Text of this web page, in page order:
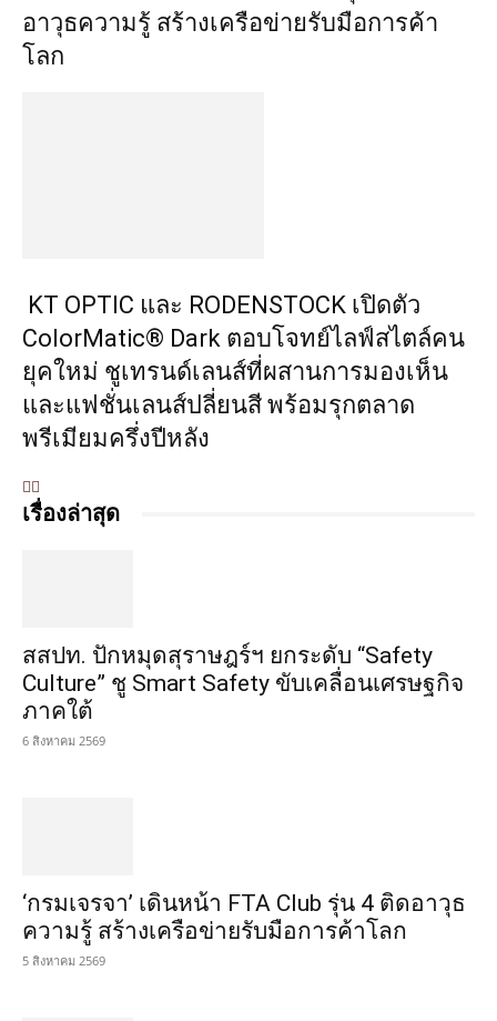
อาวุธความรู้ สร้างเครือข่ายรับมือการค้า
โลก
KT OPTIC และ RODENSTOCK เปิดตัว
ColorMatic® Dark ตอบโจทย์ไลฟ์สไตล์คน
ยุคใหม่ ชูเทรนด์เลนส์ที่ผสานการมองเห็น
และแฟชั่นเลนส์ปลี่ยนสี พร้อมรุกตลาด
พรีเมียมครึ่งปีหลัง
เรื่องล่าสุด
สสปท. ปักหมุดสุราษฎร์ฯ ยกระดับ “Safety
Culture” ชู Smart Safety ขับเคลื่อนเศรษฐกิจ
ภาคใต้
6 สิงหาคม 2569
‘กรมเจรจา’ เดินหน้า FTA Club รุ่น 4 ติดอาวุธ
ความรู้ สร้างเครือข่ายรับมือการค้าโลก
5 สิงหาคม 2569